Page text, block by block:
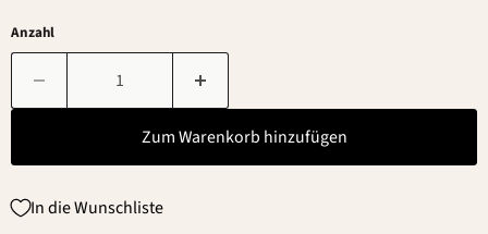
Anzahl
Zum Warenkorb hinzufügen
In die Wunschliste